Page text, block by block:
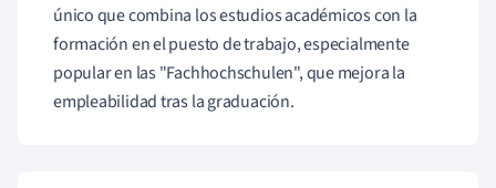
único que combina los estudios académicos con la
formación en el puesto de trabajo, especialmente
popular en las "Fachhochschulen", que mejora la
empleabilidad tras la graduación.